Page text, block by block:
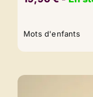
Mots d'enfants